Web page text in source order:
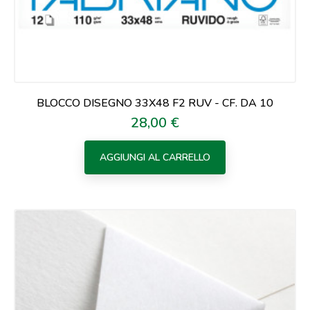
BLOCCO DISEGNO 33X48 F2 RUV - CF. DA 10
Prezzo
28,00 €
AGGIUNGI AL CARRELLO